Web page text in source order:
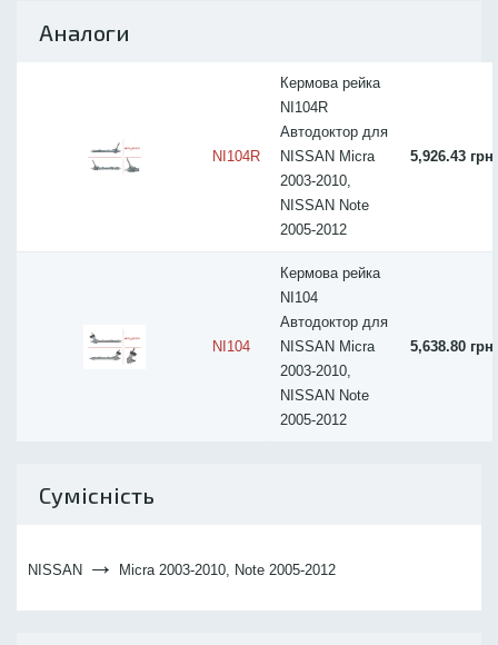
Аналоги
NI104R
Кермова рейка
NI104R
Автодоктор для
NISSAN Micra
2003-2010,
NISSAN Note
2005-2012
5,926.43 грн
NI104
Кермова рейка
NI104
Автодоктор для
NISSAN Micra
2003-2010,
NISSAN Note
2005-2012
5,638.80 грн
Сумісність
NISSAN → Micra 2003-2010, Note 2005-2012